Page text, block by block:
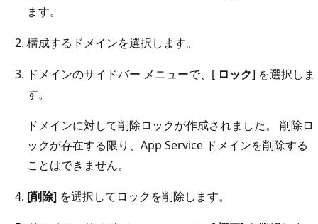
ます。
構成するドメインを選択します。
ドメインのサイドバー メニューで、[ ロック] を選択しま
す。
ドメインに対して削除ロックが作成されました。 削除ロ
ックが存在する限り、App Service ドメインを削除する
ことはできません。
[削除] を選択してロックを削除します。